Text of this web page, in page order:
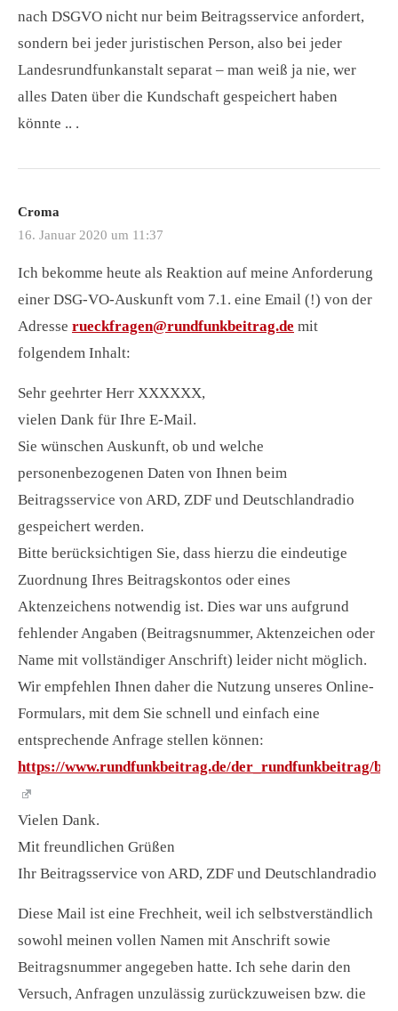
nach DSGVO nicht nur beim Beitragsservice anfordert,
sondern bei jeder juristischen Person, also bei jeder
Landesrundfunkanstalt separat – man weiß ja nie, wer
alles Daten über die Kundschaft gespeichert haben
könnte .. .
Croma
16. Januar 2020 um 11:37
Ich bekomme heute als Reaktion auf meine Anforderung
einer DSG-VO-Auskunft vom 7.1. eine Email (!) von der
Adresse rueckfragen@rundfunkbeitrag.de mit
folgendem Inhalt:
Sehr geehrter Herr XXXXXX,
vielen Dank für Ihre E-Mail.
Sie wünschen Auskunft, ob und welche
personenbezogenen Daten von Ihnen beim
Beitragsservice von ARD, ZDF und Deutschlandradio
gespeichert werden.
Bitte berücksichtigen Sie, dass hierzu die eindeutige
Zuordnung Ihres Beitragskontos oder eines
Aktenzeichens notwendig ist. Dies war uns aufgrund
fehlender Angaben (Beitragsnummer, Aktenzeichen oder
Name mit vollständiger Anschrift) leider nicht möglich.
Wir empfehlen Ihnen daher die Nutzung unseres Online-
Formulars, mit dem Sie schnell und einfach eine
entsprechende Anfrage stellen können:
https://www.rundfunkbeitrag.de/der_rundfunkbeitrag/
Vielen Dank.
Mit freundlichen Grüßen
Ihr Beitragsservice von ARD, ZDF und Deutschlandradio
Diese Mail ist eine Frechheit, weil ich selbstverständlich
sowohl meinen vollen Namen mit Anschrift sowie
Beitragsnummer angegeben hatte. Ich sehe darin den
Versuch, Anfragen unzulässig zurückzuweisen bzw. die